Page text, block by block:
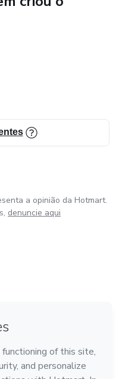
a opinião da Hotmart.
denuncie aqui